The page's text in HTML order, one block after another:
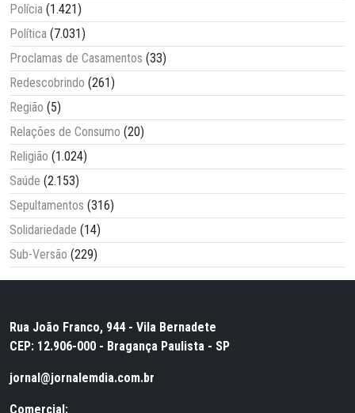
Polícia (1.421)
Política (7.031)
Proclamas de Casamentos (33)
Redescobrindo (261)
Região (5)
Relações de Consumo (20)
Religião (1.024)
Saúde (2.153)
Sepultamentos (316)
Solidariedade (14)
Sub-Versão (229)
Rua João Franco, 944 - Vila Bernadete
CEP: 12.906-000 - Bragança Paulista - SP
jornal@jornalemdia.com.br
Comercial: